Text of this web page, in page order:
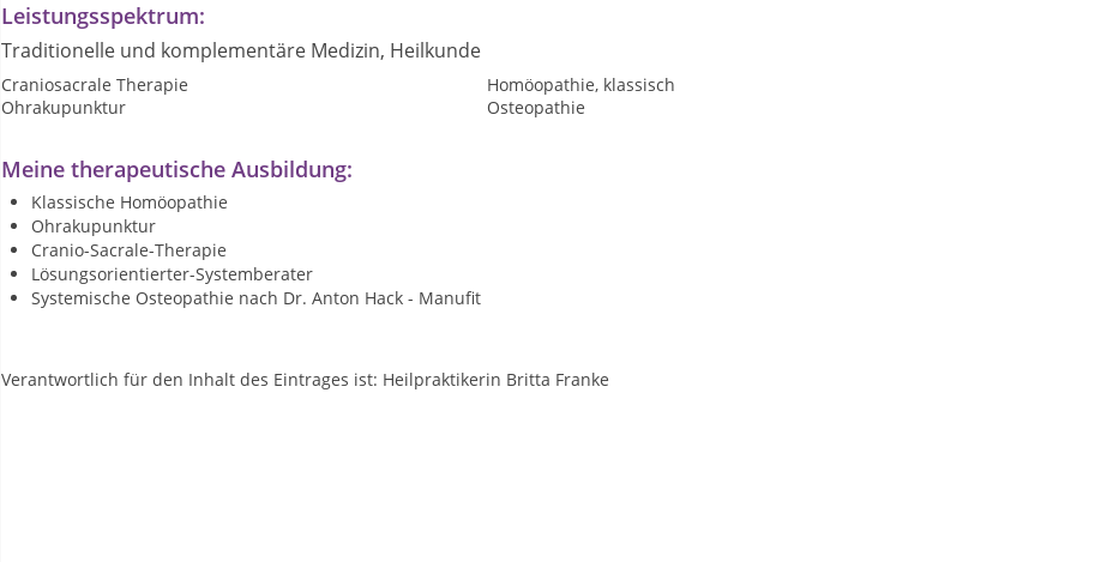
Leistungsspektrum:
Traditionelle und komplementäre Medizin, Heilkunde
Craniosacrale Therapie
Homöopathie, klassisch
Ohrakupunktur
Osteopathie
Meine therapeutische Ausbildung:
Klassische Homöopathie
Ohrakupunktur
Cranio-Sacrale-Therapie
Lösungsorientierter-Systemberater
Systemische Osteopathie nach Dr. Anton Hack - Manufit
Verantwortlich für den Inhalt des Eintrages ist: Heilpraktikerin Britta Franke